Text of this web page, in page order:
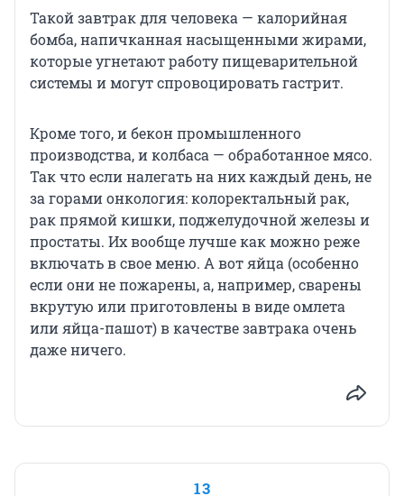
Такой завтрак для человека — калорийная
бомба, напичканная насыщенными жирами,
которые угнетают работу пищеварительной
системы и могут спровоцировать гастрит.
Кроме того, и бекон промышленного
производства, и колбаса — обработанное мясо.
Так что если налегать на них каждый день, не
за горами онкология: колоректальный рак,
рак прямой кишки, поджелудочной железы и
простаты. Их вообще лучше как можно реже
включать в свое меню. А вот яйца (особенно
если они не пожарены, а, например, сварены
вкрутую или приготовлены в виде омлета
или яйца-пашот) в качестве завтрака очень
даже ничего.
13